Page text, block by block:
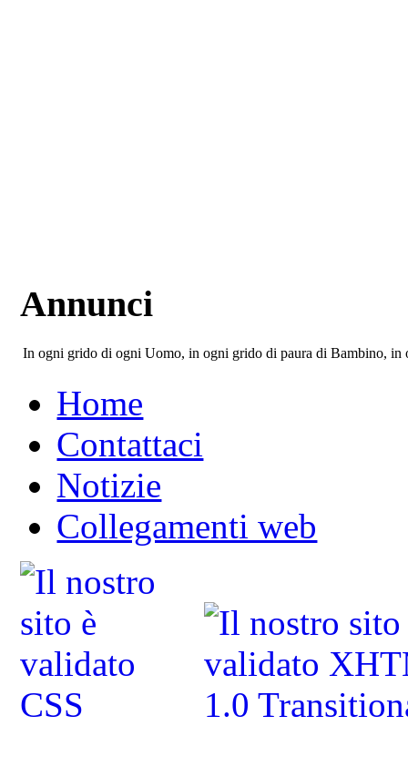
Annunci
In ogni grido di ogni Uomo, in ogni grido di paura di Bambino,
Home
Contattaci
Notizie
Collegamenti web